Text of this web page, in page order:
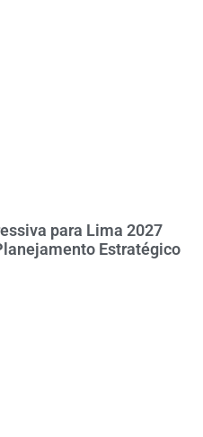
para Lima 2027
Estratégico